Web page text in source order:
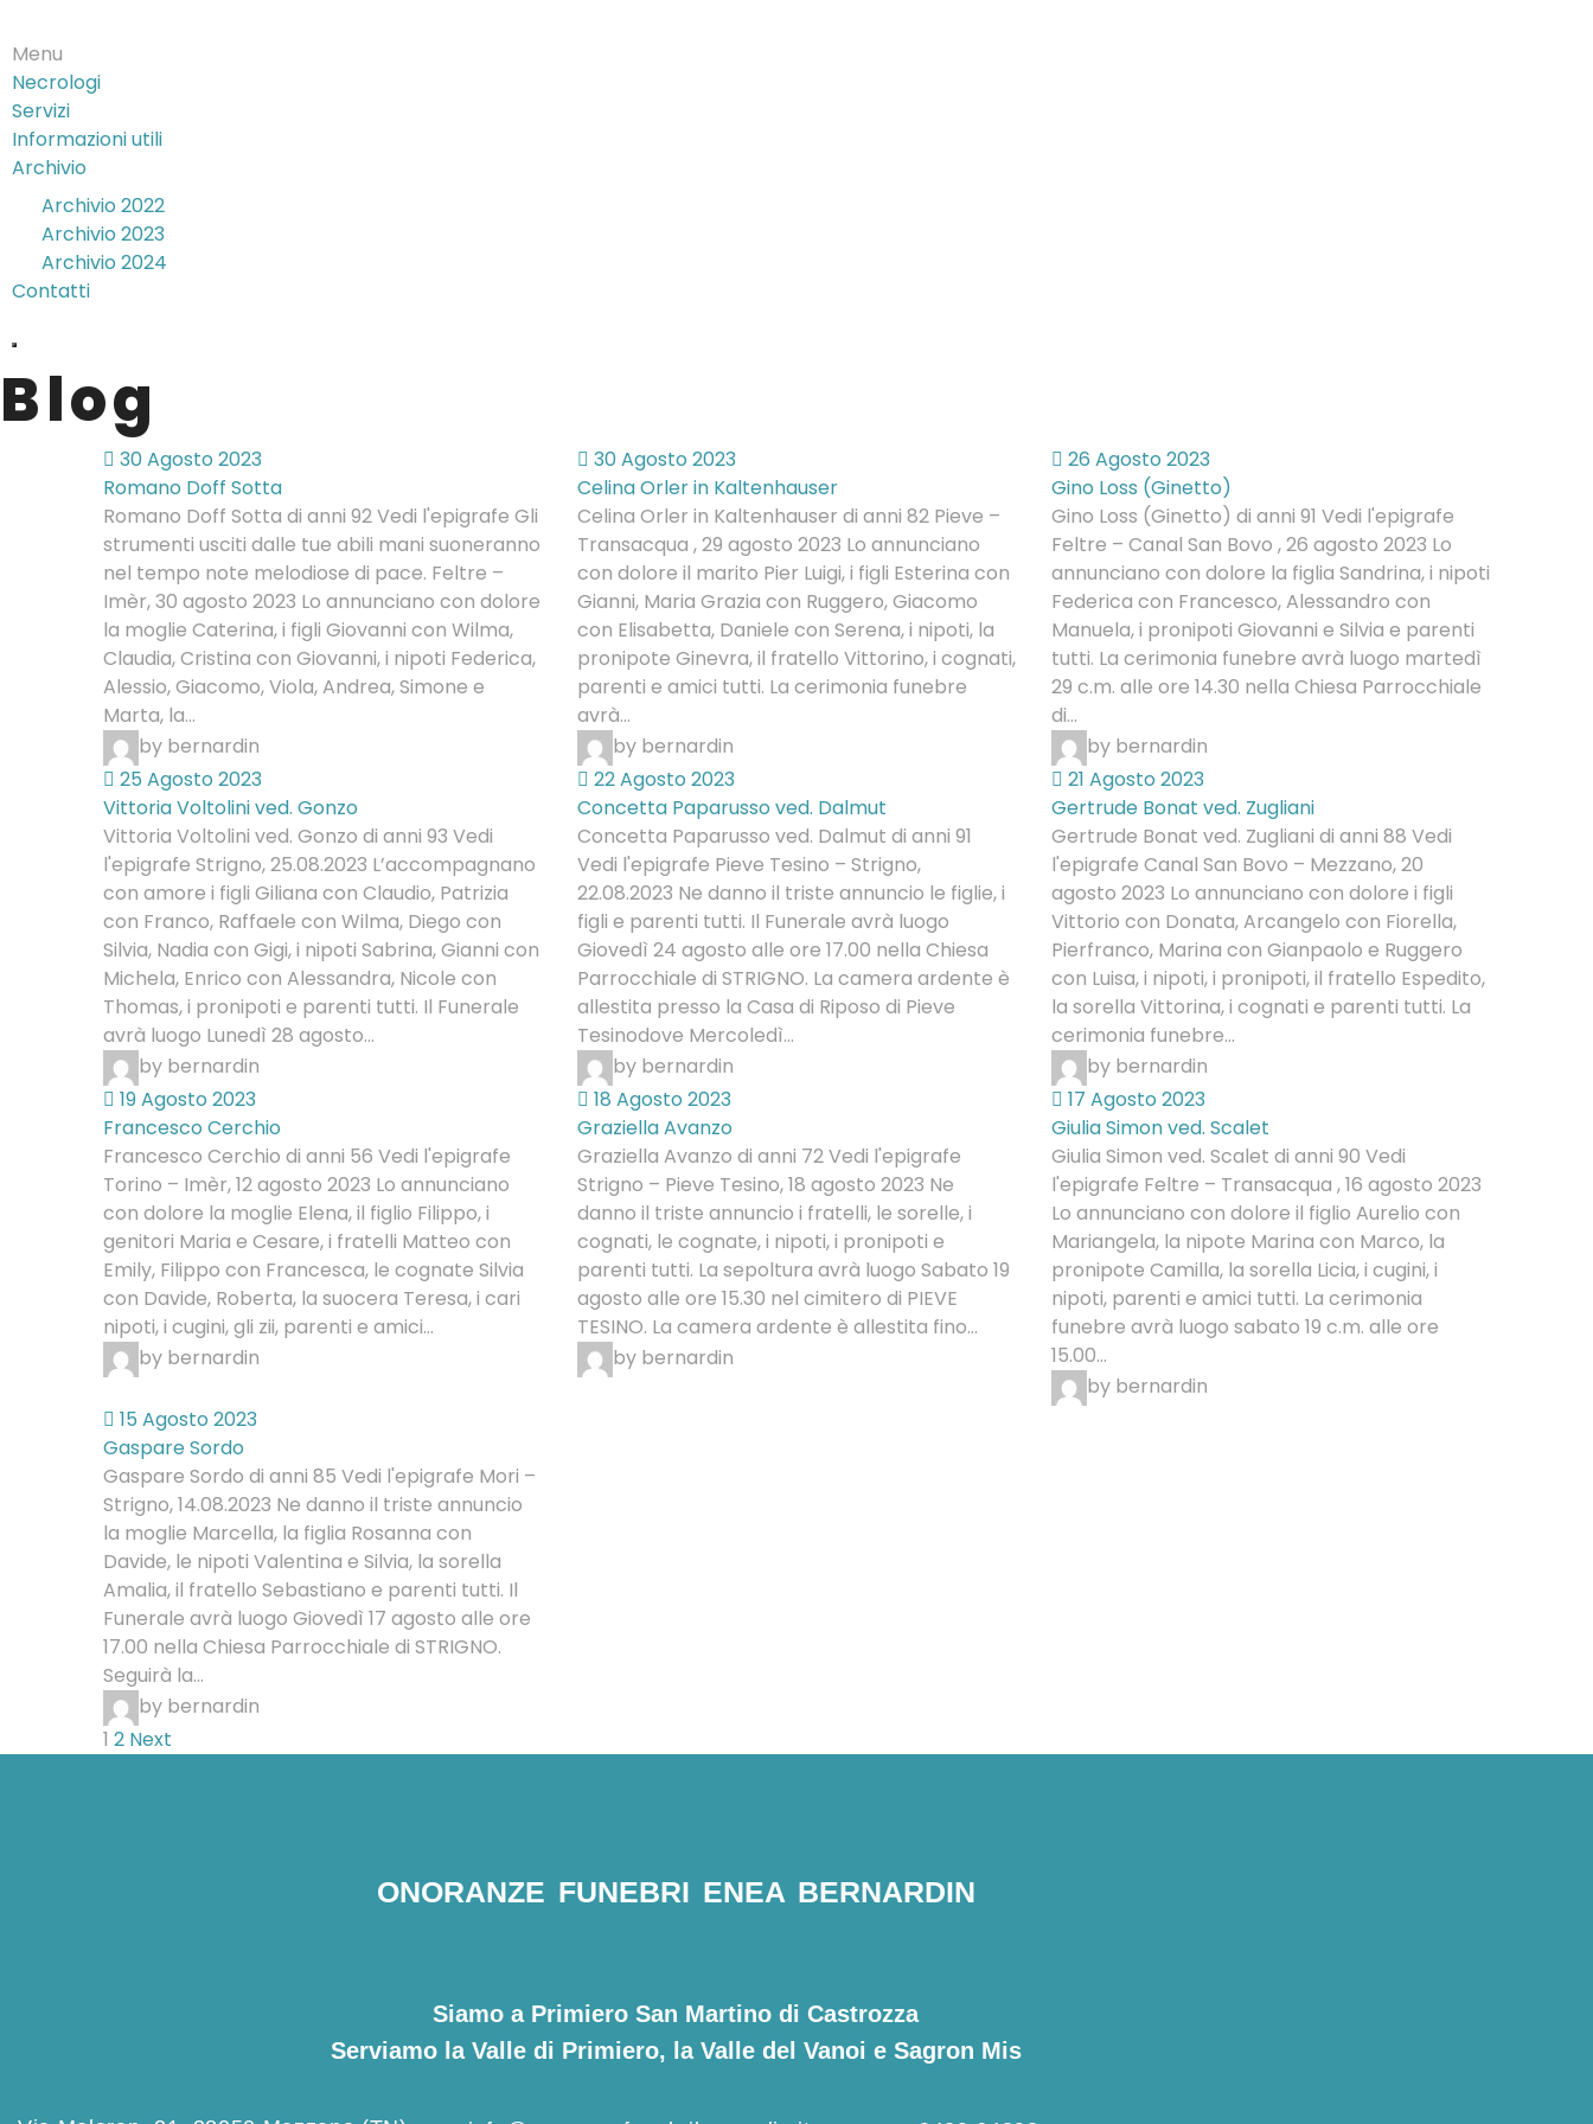
Menu
Necrologi
Servizi
Informazioni utili
Archivio
Archivio 2022
Archivio 2023
Archivio 2024
Contatti
Blog
30 Agosto 2023
Romano Doff Sotta
Romano Doff Sotta di anni 92 Vedi l'epigrafe Gli
strumenti usciti dalle tue abili mani suoneranno
nel tempo note melodiose di pace. Feltre –
Imèr, 30 agosto 2023 Lo annunciano con dolore
la moglie Caterina, i figli Giovanni con Wilma,
Claudia, Cristina con Giovanni, i nipoti Federica,
Alessio, Giacomo, Viola, Andrea, Simone e
Marta, la...
by bernardin
30 Agosto 2023
Celina Orler in Kaltenhauser
Celina Orler in Kaltenhauser di anni 82 Pieve –
Transacqua , 29 agosto 2023 Lo annunciano
con dolore il marito Pier Luigi, i figli Esterina con
Gianni, Maria Grazia con Ruggero, Giacomo
con Elisabetta, Daniele con Serena, i nipoti, la
pronipote Ginevra, il fratello Vittorino, i cognati,
parenti e amici tutti. La cerimonia funebre
avrà...
by bernardin
26 Agosto 2023
Gino Loss (Ginetto)
Gino Loss (Ginetto) di anni 91 Vedi l'epigrafe
Feltre – Canal San Bovo , 26 agosto 2023 Lo
annunciano con dolore la figlia Sandrina, i nipoti
Federica con Francesco, Alessandro con
Manuela, i pronipoti Giovanni e Silvia e parenti
tutti. La cerimonia funebre avrà luogo martedì
29 c.m. alle ore 14.30 nella Chiesa Parrocchiale
di...
by bernardin
25 Agosto 2023
Vittoria Voltolini ved. Gonzo
Vittoria Voltolini ved. Gonzo di anni 93 Vedi
l'epigrafe Strigno, 25.08.2023 L’accompagnano
con amore i figli Giliana con Claudio, Patrizia
con Franco, Raffaele con Wilma, Diego con
Silvia, Nadia con Gigi, i nipoti Sabrina, Gianni con
Michela, Enrico con Alessandra, Nicole con
Thomas, i pronipoti e parenti tutti. Il Funerale
avrà luogo Lunedì 28 agosto...
by bernardin
22 Agosto 2023
Concetta Paparusso ved. Dalmut
Concetta Paparusso ved. Dalmut di anni 91
Vedi l'epigrafe Pieve Tesino – Strigno,
22.08.2023 Ne danno il triste annuncio le figlie, i
figli e parenti tutti. Il Funerale avrà luogo
Giovedì 24 agosto alle ore 17.00 nella Chiesa
Parrocchiale di STRIGNO. La camera ardente è
allestita presso la Casa di Riposo di Pieve
Tesinodove Mercoledì...
by bernardin
21 Agosto 2023
Gertrude Bonat ved. Zugliani
Gertrude Bonat ved. Zugliani di anni 88 Vedi
l'epigrafe Canal San Bovo – Mezzano, 20
agosto 2023 Lo annunciano con dolore i figli
Vittorio con Donata, Arcangelo con Fiorella,
Pierfranco, Marina con Gianpaolo e Ruggero
con Luisa, i nipoti, i pronipoti, il fratello Espedito,
la sorella Vittorina, i cognati e parenti tutti. La
cerimonia funebre...
by bernardin
19 Agosto 2023
Francesco Cerchio
Francesco Cerchio di anni 56 Vedi l'epigrafe
Torino – Imèr, 12 agosto 2023 Lo annunciano
con dolore la moglie Elena, il figlio Filippo, i
genitori Maria e Cesare, i fratelli Matteo con
Emily, Filippo con Francesca, le cognate Silvia
con Davide, Roberta, la suocera Teresa, i cari
nipoti, i cugini, gli zii, parenti e amici...
by bernardin
18 Agosto 2023
Graziella Avanzo
Graziella Avanzo di anni 72 Vedi l'epigrafe
Strigno – Pieve Tesino, 18 agosto 2023 Ne
danno il triste annuncio i fratelli, le sorelle, i
cognati, le cognate, i nipoti, i pronipoti e
parenti tutti. La sepoltura avrà luogo Sabato 19
agosto alle ore 15.30 nel cimitero di PIEVE
TESINO. La camera ardente è allestita fino...
by bernardin
17 Agosto 2023
Giulia Simon ved. Scalet
Giulia Simon ved. Scalet di anni 90 Vedi
l'epigrafe Feltre – Transacqua , 16 agosto 2023
Lo annunciano con dolore il figlio Aurelio con
Mariangela, la nipote Marina con Marco, la
pronipote Camilla, la sorella Licia, i cugini, i
nipoti, parenti e amici tutti. La cerimonia
funebre avrà luogo sabato 19 c.m. alle ore
15.00...
by bernardin
15 Agosto 2023
Gaspare Sordo
Gaspare Sordo di anni 85 Vedi l'epigrafe Mori –
Strigno, 14.08.2023 Ne danno il triste annuncio
la moglie Marcella, la figlia Rosanna con
Davide, le nipoti Valentina e Silvia, la sorella
Amalia, il fratello Sebastiano e parenti tutti. Il
Funerale avrà luogo Giovedì 17 agosto alle ore
17.00 nella Chiesa Parrocchiale di STRIGNO.
Seguirà la...
by bernardin
1 2 Next
ONORANZE FUNEBRI ENEA BERNARDIN
Siamo a Primiero San Martino di Castrozza
Serviamo la Valle di Primiero, la Valle del Vanoi e Sagron Mis